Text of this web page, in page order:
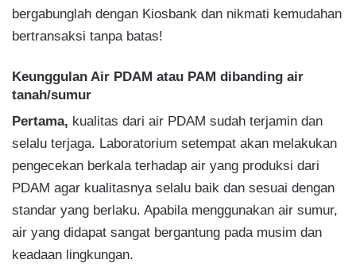
bergabunglah dengan Kiosbank dan nikmati kemudahan
bertransaksi tanpa batas!
Keunggulan Air PDAM atau PAM dibanding air
tanah/sumur
Pertama, kualitas dari air PDAM sudah terjamin dan
selalu terjaga. Laboratorium setempat akan melakukan
pengecekan berkala terhadap air yang produksi dari
PDAM agar kualitasnya selalu baik dan sesuai dengan
standar yang berlaku. Apabila menggunakan air sumur,
air yang didapat sangat bergantung pada musim dan
keadaan lingkungan.